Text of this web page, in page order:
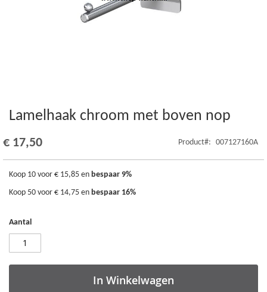
Ga
het
begin
van
de
gallerij
Lamelhaak chroom met boven nop
€ 17,50 Product 007127160A
Koop 10 voor € 15,85 en bespaar 9%
Koop 50 voor € 14,75 en bespaar 16%
Aantal
In Winkelwagen